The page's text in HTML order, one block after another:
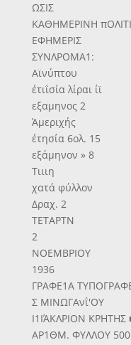
ΩΣΙΣ
ΚΑΘΗΜΕΡΙΝΗ
ΕΦΗΜΕΡΙΣ
ΣΥΝΛΡΟΜΑ1:
Αϊνύπτου
έτιΐσία λίραι ίϊ
εξαμηνος 2
Άμεριχής
έτησία 6ολ. 15
εξάμηνον » 8
Τιιιη
χατά φύλλον
Δραχ. 2
ΤΕΤΑΡΤΝ
2
ΝΟΕΜΒΡΙΟΥ
1936
ΓΡΑΦΕ1Α
Σ ΜΙΝΩΓΑνΐ'ΟΥ
Ι1ΙΆΚΛΡΙΟΝ ΚΡΗΤΗΣ
ΑΡ1ΘΜ. ΦΥΛΛΟΥ